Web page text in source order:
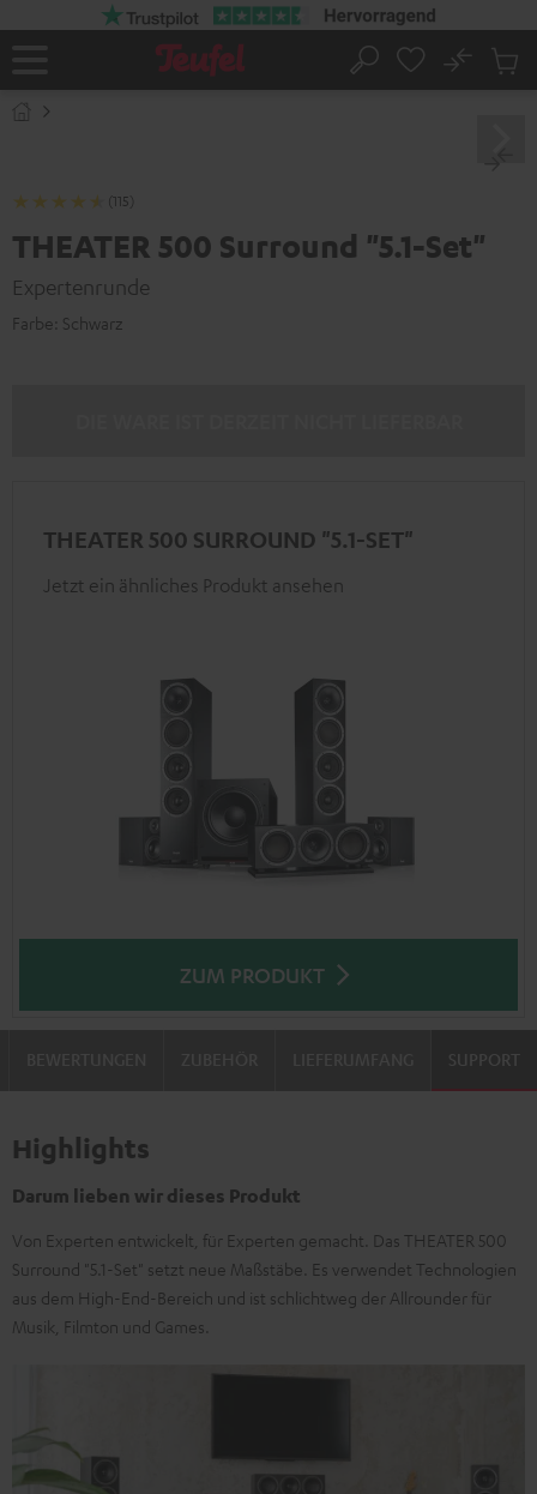
Startseite
Suche
No
(115)
THEATER 500 Surround "5.1-Set"
Expertenrunde
Farbe: Schwarz
THEATER 500 SURROUND "5.1-SET"
Jetzt ein ähnliches Produkt ansehen
ZUM PRODUKT
SUPPORT
Highlights
Darum lieben wir dieses Produkt
Von Experten entwickelt, für Experten gemacht. Das THEATER 500
Surround "5.1-Set" setzt neue Maßstäbe. Es verwendet Technologien
aus dem High-End-Bereich und ist schlichtweg der Allrounder für
Musik, Filmton und Games.